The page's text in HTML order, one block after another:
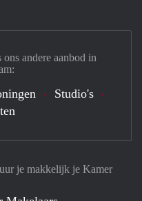
je makkelijk je Kamer
andere aanbod in
Studio's